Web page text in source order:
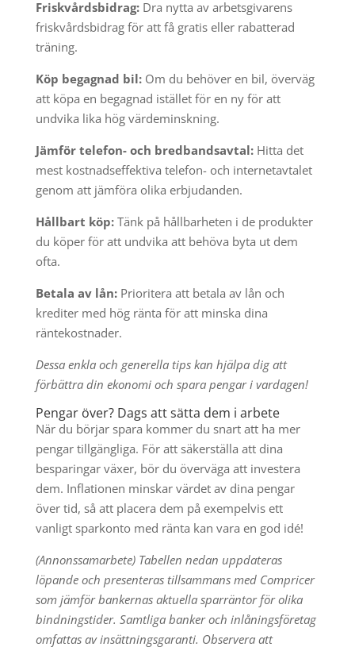
Friskvårdsbidrag:Dra nytta av arbetsgivarens
friskvårdsbidrag för att få gratis eller rabatterad
träning.
Köp begagnad bil:Om du behöver en bil, överväg
att köpa en begagnad istället för en ny för att
undvika lika hög värdeminskning.
Jämför telefon- och bredbandsavtal: Hitta det
mest kostnadseffektiva telefon- och internetavtalet
genom att jämföra olika erbjudanden.
Hållbart köp:Tänk på hållbarheten i de produkter
du köper för att undvika att behöva byta ut dem
ofta.
Betala av lån:Prioritera att betala av lån och
krediter med hög ränta för att minska dina
räntekostnader.
Dessa enkla och generella tips kan hjälpa dig att
förbättra din ekonomi och spara pengar i vardagen!
Pengar över? Dags att sätta dem i arbete
När du börjar spara kommer du snart att ha mer
pengar tillgängliga. För att säkerställa att dina
besparingar växer, bör du överväga att investera
dem. Inflationen minskar värdet av dina pengar
över tid, så att placera dem på exempelvis ett
vanligt sparkonto med ränta kan vara en god idé!
(Annonssamarbete) Tabellen nedan uppdateras
löpande och presenteras tillsammans med Compricer
som jämför bankernas aktuella sparräntor för olika
bindningstider. Samtliga banker och inlåningsföretag
omfattas av insättningsgaranti. Observera att